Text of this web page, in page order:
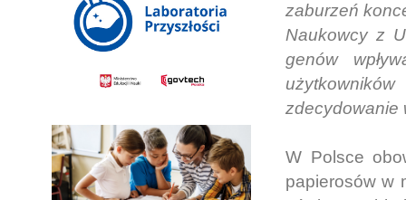
zaburzeń
Naukowcy z
genów
zdecydowanie
W Polsce
papierosów w